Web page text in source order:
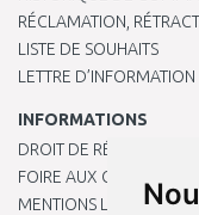
RÉCLAMATION,
LISTE DE SOUHAITS
LETTRE D’INFORMATION
INFORMATIONS
DROIT DE RÉTRACTATION
FOIRE AUX QUESTIONS
MENTIONS LÉGALES